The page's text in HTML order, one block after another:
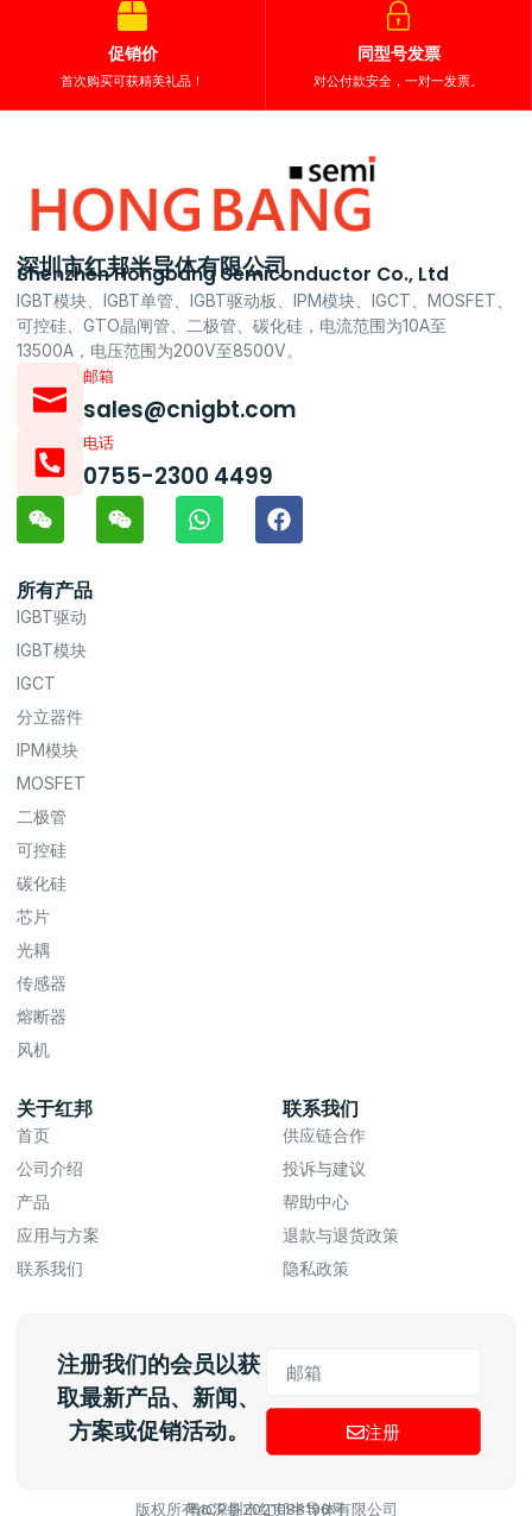
促销价
首次购买可获精美礼品！
同型号发票
对公付款安全，一对一发票。
深圳市红邦半导体有限公司
Shenzhen Hongbang Semiconductor Co., Ltd
IGBT模块、IGBT单管、IGBT驱动板、IPM模块、IGCT、MOSFET、
可控硅、GTO晶闸管、二极管、碳化硅，电流范围为10A至
13500A，电压范围为200V至8500V。
邮箱
sales@cnigbt.com
电话
0755-2300 4499
所有产品
IGBT驱动
IGBT模块
IGCT
分立器件
IPM模块
MOSFET
二极管
可控硅
碳化硅
芯片
光耦
传感器
熔断器
风机
关于红邦
首页
公司介绍
产品
应用与方案
联系我们
联系我们
供应链合作
投诉与建议
帮助中心
退款与退货政策
隐私政策
注册我们的会员以获
取最新产品、新闻、
方案或促销活动。
注册
版权所有@深圳市红邦半导体有限公司
粤ICP备2021088196号